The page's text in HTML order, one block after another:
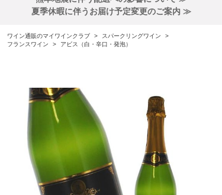
夏季休暇に伴うお届け予定変更のご案内 ≫
ワイン通販のマイワインクラブ > スパークリングワイン
>
フランスワイン
> アビス（白・辛口・発泡）